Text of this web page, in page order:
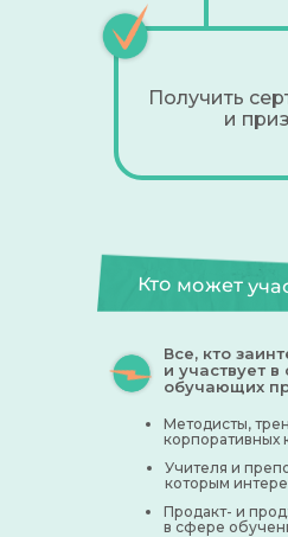
Получить
и
Кто может
Методисты,
корпоративных
Учителя и
которым
Продакт- и
в сфере
Все, кто
и участвует в
обучающих